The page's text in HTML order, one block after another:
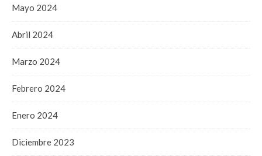
Mayo 2024
Abril 2024
Marzo 2024
Febrero 2024
Enero 2024
Diciembre 2023